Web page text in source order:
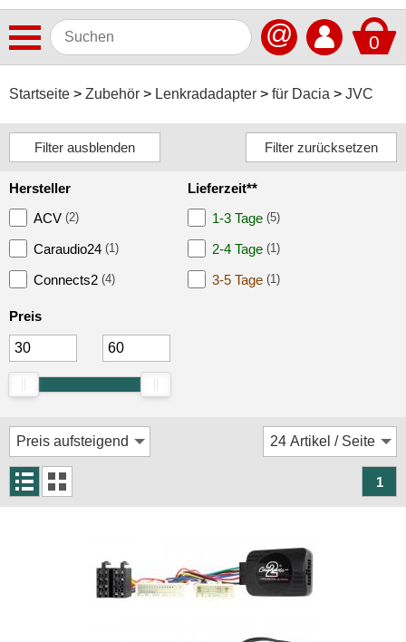
0
@
Startseite Zubehör Lenkradadapter für Dacia JVC
Autoradios
Dashcams
Elektromobilität
Freisprechanlagen
Navigationssoftware
Navigationssysteme
Soundprozessoren
Subwoofer
Aktivsystemadapter
Hersteller
ACV (2)
Caraudio24 (1)
Connects2 (4)
Lieferzeit**
1-3 Tage (5)
2-4 Tage (1)
3-5 Tage (1)
Preis
1